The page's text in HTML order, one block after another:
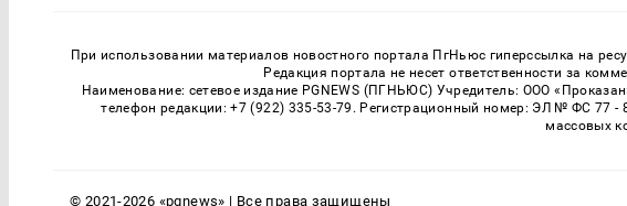
При использовании материалов новостного портала ПгНьюс гиперссылка на
Редакция портала не несет ответственности за
Наименование: сетевое издание PGNEWS (ПГНЬЮС) Учредитель: ООО
телефон редакции: +7 (922) 335-53-79. Регистрационный номер: ЭЛ № ФС 77
массовых
© 2021-2026 «pgnews» | Все права защищены